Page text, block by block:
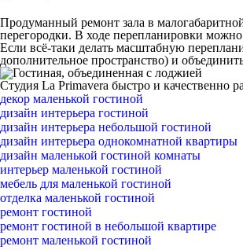
Продуманный ремонт зала в
перегородки. В ходе перепланировки
Если всё-таки делать масштабную
дополнительное пространство) и
Студия La Primavera быстро и качественно
декор маленькой гостиной
дизайн интерьера гостиной
дизайн интерьера небольшой гостиной
дизайн интерьера однокомнатной квартиры
дизайн маленькой гостиной комнаты
интерьер маленькой гостиной
мебель для маленькой гостиной
отделка маленькой гостиной
ремонт гостиной
ремонт гостиной в небольшой квартире
ремонт маленькой гостиной